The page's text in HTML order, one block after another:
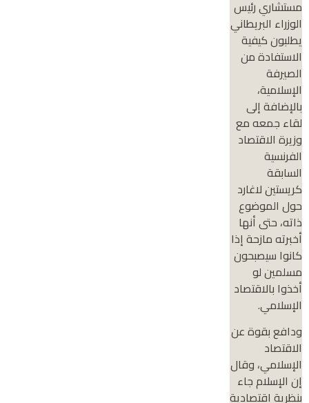
مستشاري رئيس
الوزراء البريطاني
يطلبون كيفية
الاستفادة من
الصيرفة
الإسلامية،
بالإضافة إلى
لقاء جمعه مع
وزيرة الاقتصاد
الفرنسية
السابقة
كريستين لاغارد
حول الموضوع
ذاته، حتى أنها
أخبرته مازحة إذا
كانوا سيصبحون
مسلمين لو
أخذوا بالاقتصاد
الإسلامي.
ودافع بقوة عن
الاقتصاد
الإسلامي، وقال
إن الإسلام جاء
بنظرية اقتصادية